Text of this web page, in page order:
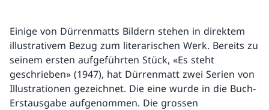
Einige von Dürrenmatts Bildern stehen in direktem
illustrativem Bezug zum literarischen Werk. Bereits zu
seinem ersten aufgeführten Stück, «Es steht
geschrieben» (1947), hat Dürrenmatt zwei Serien von
Illustrationen gezeichnet. Die eine wurde in die Buch-
Erstausgabe aufgenommen. Die grossen